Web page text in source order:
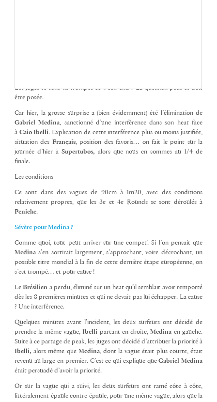
Les juges se sont-ils trompés ce week-end ? La question peut et doit
être posée.
Car hier, la grosse surprise a (bien évidemment) été l’élimination de
Gabriel Medina, sanctionné d’une interférence dans son heat face
à Caio Ibelli. Explication de cette interférence plus ou moins justifiée,
situation des Français, position des favoris… on fait le point sur la
journée d’hier à Supertubos, alors que nous en sommes au 1/4 de
finale.
Les conditions
Ce sont dans des vagues de 90cm à 1m20, avec des conditions
relativement propres, que les 3e et 4e Rounds se sont déroulés à
Peniche.
Sévère pour Medina ?
Comme quoi, tout peut arriver sur une compet’. Si l’on pensait que
Medina s’en sortirait largement, s’approchant, voire décrochant, un
possible titre mondial à la fin de cette dernière étape européenne, on
s’est trompé… et pour cause !
LeBrésilien a perdu, éliminé sur un heat qu’il semblait avoir remporté
dès les 8 premières minutes et qui ne devait pas lui échapper. La cause
? Une interférence.
Quelques minutes avant l’incident, les deux surfeurs ont décidé de
prendre la même vague,Ibelli partant en droite,Medina en gauche.
Suite à ce partage de peak, les juges ont décidé d’attribuer la priorité à
Ibelli, alors même que Medina, dont la vague était plus courte, était
revenu au large en premier. C’est ce qui explique queGabriel Medina
était persuadé d’avoir la priorité.
Or sur la vague qui a suivi, les deux surfeurs ont ramé côte à côte,
littéralement épaule contre épaule, pour une même vague, alors que la